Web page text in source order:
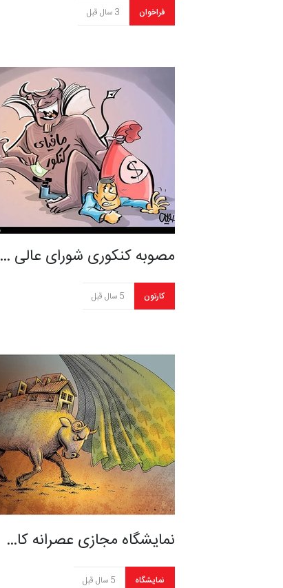
فراخوان 3 سال قبل
مصوبه کنکوری شورای عالی …
کارتون 5 سال قبل
نمایشگاه مجازی عصرانه کا…
نمایشگاه 5 سال قبل